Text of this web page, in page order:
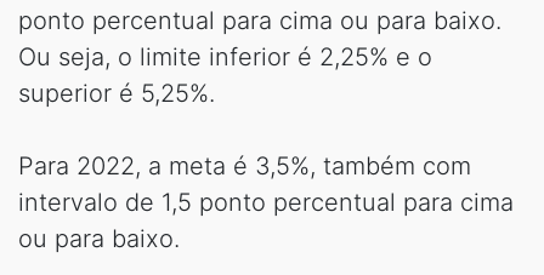
ponto percentual para cima ou para baixo.
Ou seja, o limite inferior é 2,25% e o
superior é 5,25%.
Para 2022, a meta é 3,5%, também com
intervalo de 1,5 ponto percentual para cima
ou para baixo.